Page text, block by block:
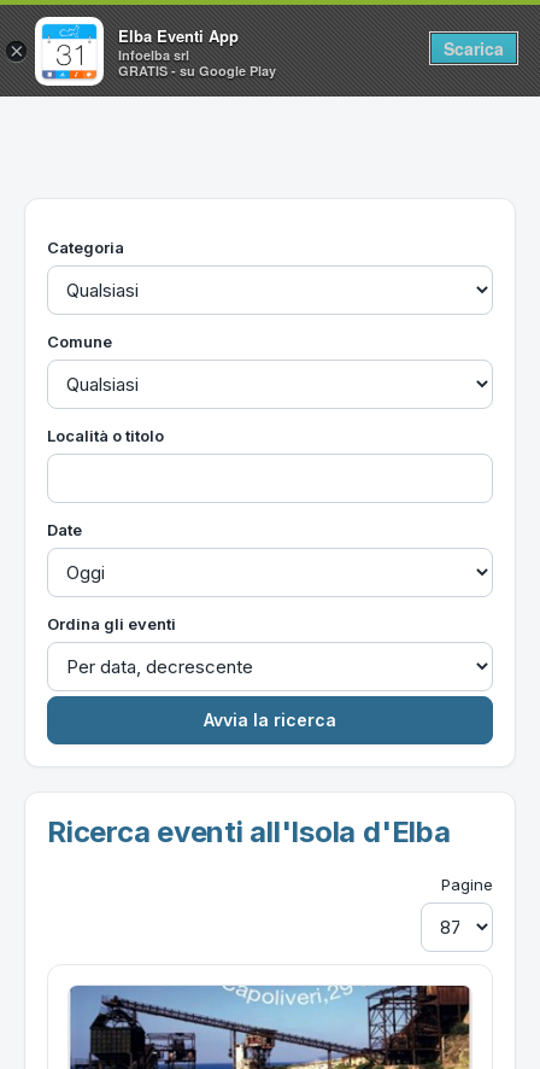
Home
Utilità
Categoria
Comune
Località o titolo
Date
Ordina gli eventi
Ricerca eventi all'Isola d'Elba
Pagine
×
Elba Eventi App
Infoelba srl
GRATIS - su Google Play
Scarica